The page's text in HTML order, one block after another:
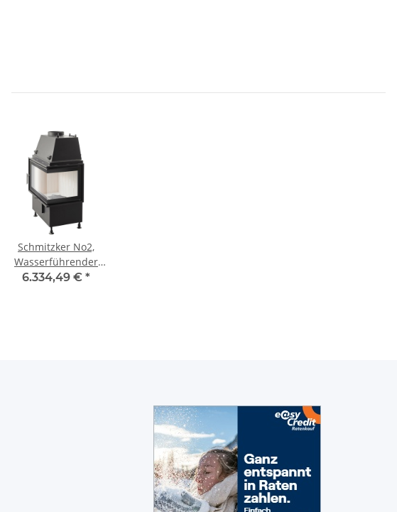
Schmitzker No2,
Wasserführender
Kamineinsatz, 17 kW
6.334,49 € *